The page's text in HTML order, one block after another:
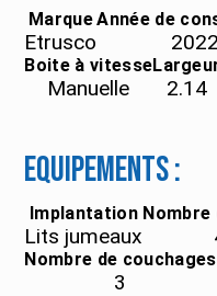
Marque
Etrusco
Année de
2022
Boite à vitesse
Manuelle 2.14
Equipements :
Implantation
Lits jumeaux
Nombre
Nombre de couchages
3